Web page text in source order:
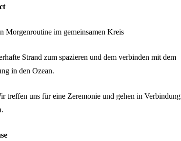
Morgenroutine im gemeinsamen Kreis
Strand zum spazieren und dem verbinden mit dem
in den Ozean.
treffen uns für eine Zeremonie und gehen in Verbindung